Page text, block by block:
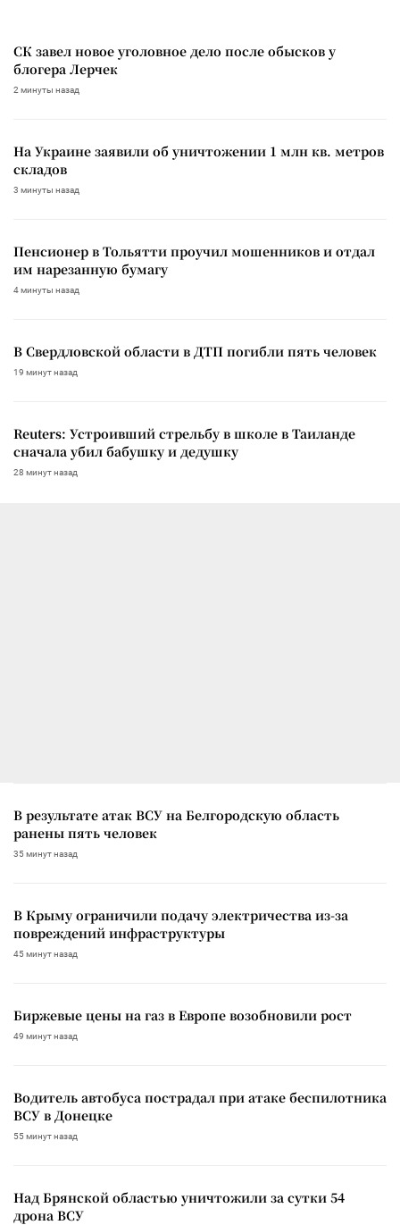
СК завел новое уголовное дело после обысков у
блогера Лерчек
2 минуты назад
На Украине заявили об уничтожении 1 млн кв. метров
складов
3 минуты назад
Пенсионер в Тольятти проучил мошенников и отдал
им нарезанную бумагу
4 минуты назад
В Свердловской области в ДТП погибли пять человек
19 минут назад
Reuters: Устроивший стрельбу в школе в Таиланде
сначала убил бабушку и дедушку
28 минут назад
В результате атак ВСУ на Белгородскую область
ранены пять человек
35 минут назад
В Крыму ограничили подачу электричества из-за
повреждений инфраструктуры
45 минут назад
Биржевые цены на газ в Европе возобновили рост
49 минут назад
Водитель автобуса пострадал при атаке беспилотника
ВСУ в Донецке
55 минут назад
Над Брянской областью уничтожили за сутки 54
дрона ВСУ